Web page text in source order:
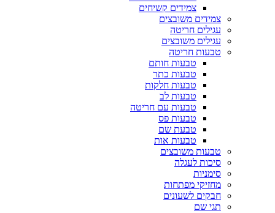
צמידים קשיחים
צמידים משובצים
עגילים חריטה
עגילים משובצים
טבעות חריטה
טבעות חותם
טבעות כתר
טבעות חלקות
טבעות לב
טבעות עם חריטה
טבעות פס
טבעת שם
טבעות אות
טבעות משובצים
סיכות לעגלה
סימניות
מחזיקי מפתחות
חבקים לשעונים
תגי שם